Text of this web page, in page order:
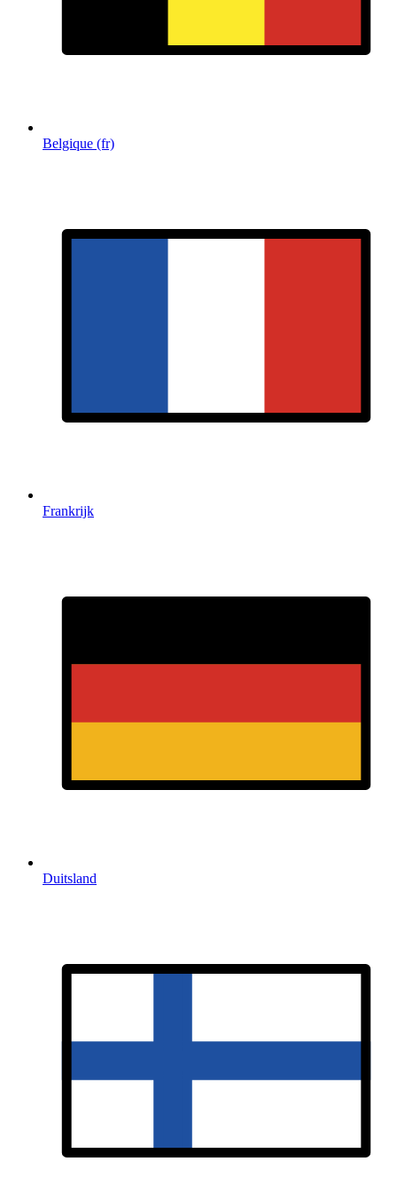
Belgique (fr)
Frankrijk
Duitsland